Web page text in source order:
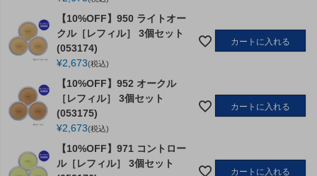
【10%OFF】950 ライトオー
クル［レフィル］ 3個セット
(053174)
¥2,673 税込
カートに入れる
【10%OFF】952 オークル
［レフィル］ 3個セット
(053175)
¥2,673 税込
カートに入れる
【10%OFF】971 コントロー
ル［レフィル］ 3個セット
カートに入れる